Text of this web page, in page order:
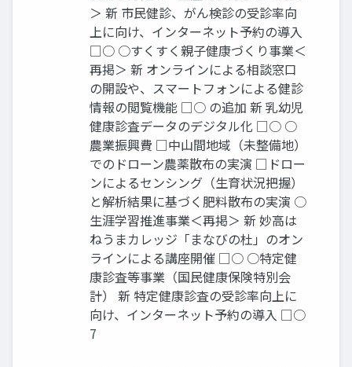
＞ 新 市民健診、がん検診の受診率向
上に向け、インターネット予約の導入
□○ ○すくすく親子健康づくり事業＜
再掲＞ 新 オンラインによる相談窓口
の開設や、スマートフォンによる健診
情報の閲覧機能 □○ の追加 新 乳幼児
健康診査データのデジタル化 □○ ○
農業振興費 □中山間地域（未整備地）
でのドローン農薬散布の実演 □ドロー
ンによるセンシング（生育状況把握）
と解析結果に基づく肥料散布の実演 ○
生涯学習推進事業＜再掲＞ 新 妙高は
ねうまカレッジ「まなびの杜」のオン
ラインによる講座開催 □○ ○特定健
康診査等事業（国民健康保険特別会
計） 新 特定健康診査の受診率向上に
向け、インターネット予約の導入 □○
7